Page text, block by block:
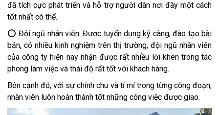
đã tích cực phát triển và hỗ trợ người dân nơi đây một cách
tốt nhất có thể.
⭕ Đội ngũ nhân viên: Được tuyển dụng kỹ càng, đào tạo bài
bản, có nhiều kinh nghiệm trên thị trường, đội ngũ nhân viên
của công ty hiện nay nhận được rất nhiều lời khen trong tác
phong làm việc và thái độ rất tốt với khách hàng.
Bên cạnh đó, với sự chỉnh chu và tỉ mỉ trong từng công đoạn,
nhân viên luôn hoàn thành tốt những công việc được giao.